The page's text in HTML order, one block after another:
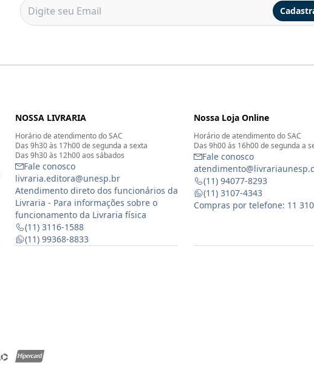
NOSSA LIVRARIA
Horário de atendimento do SAC
Das 9h30 às 17h00 de segunda a sexta
Das 9h30 às 12h00 aos sábados
Fale conosco
livraria.editora@unesp.br
Atendimento direto dos funcionários da
Livraria - Para informações sobre o
funcionamento da Livraria física
(11) 3116-1588
(11) 99368-8833
Nossa Loja Online
Horário de atendimento do SAC
Das 9h00 às 16h00 de segunda a
Fale conosco
(11) 94077-8293
(11) 3107-4343
Compras por telefone: 11